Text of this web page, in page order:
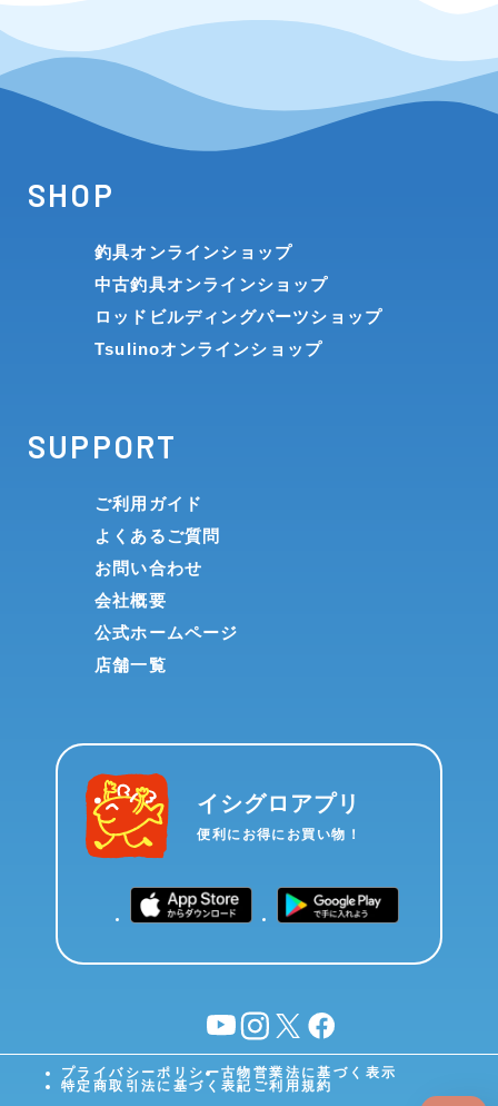
SHOP
釣具オンラインショップ
中古釣具オンラインショップ
ロッドビルディングパーツショップ
Tsulinoオンラインショップ
SUPPORT
ご利用ガイド
よくあるご質問
お問い合わせ
会社概要
公式ホームページ
店舗一覧
イシグロアプリ
便利にお得にお買い物！
YouTubeinstagram
X facebook
プライバシーポリシー古物営業法に基づく表示
特定商取引法に基づく表記 ご利用規約